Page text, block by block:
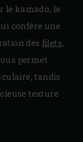
le kamado, le
confère une
des filets,
permet
tandis
texture